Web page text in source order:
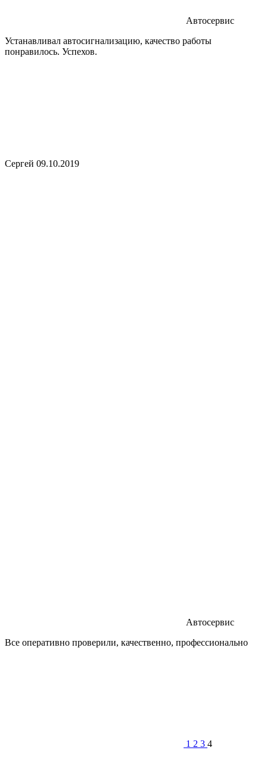
Автосервис
Устанавливал автосигнализацию, качество работы
понравилось. Успехов.
Сергей 09.10.2019
Автосервис
Все оперативно проверили, качественно, профессионально
1 2 3 4